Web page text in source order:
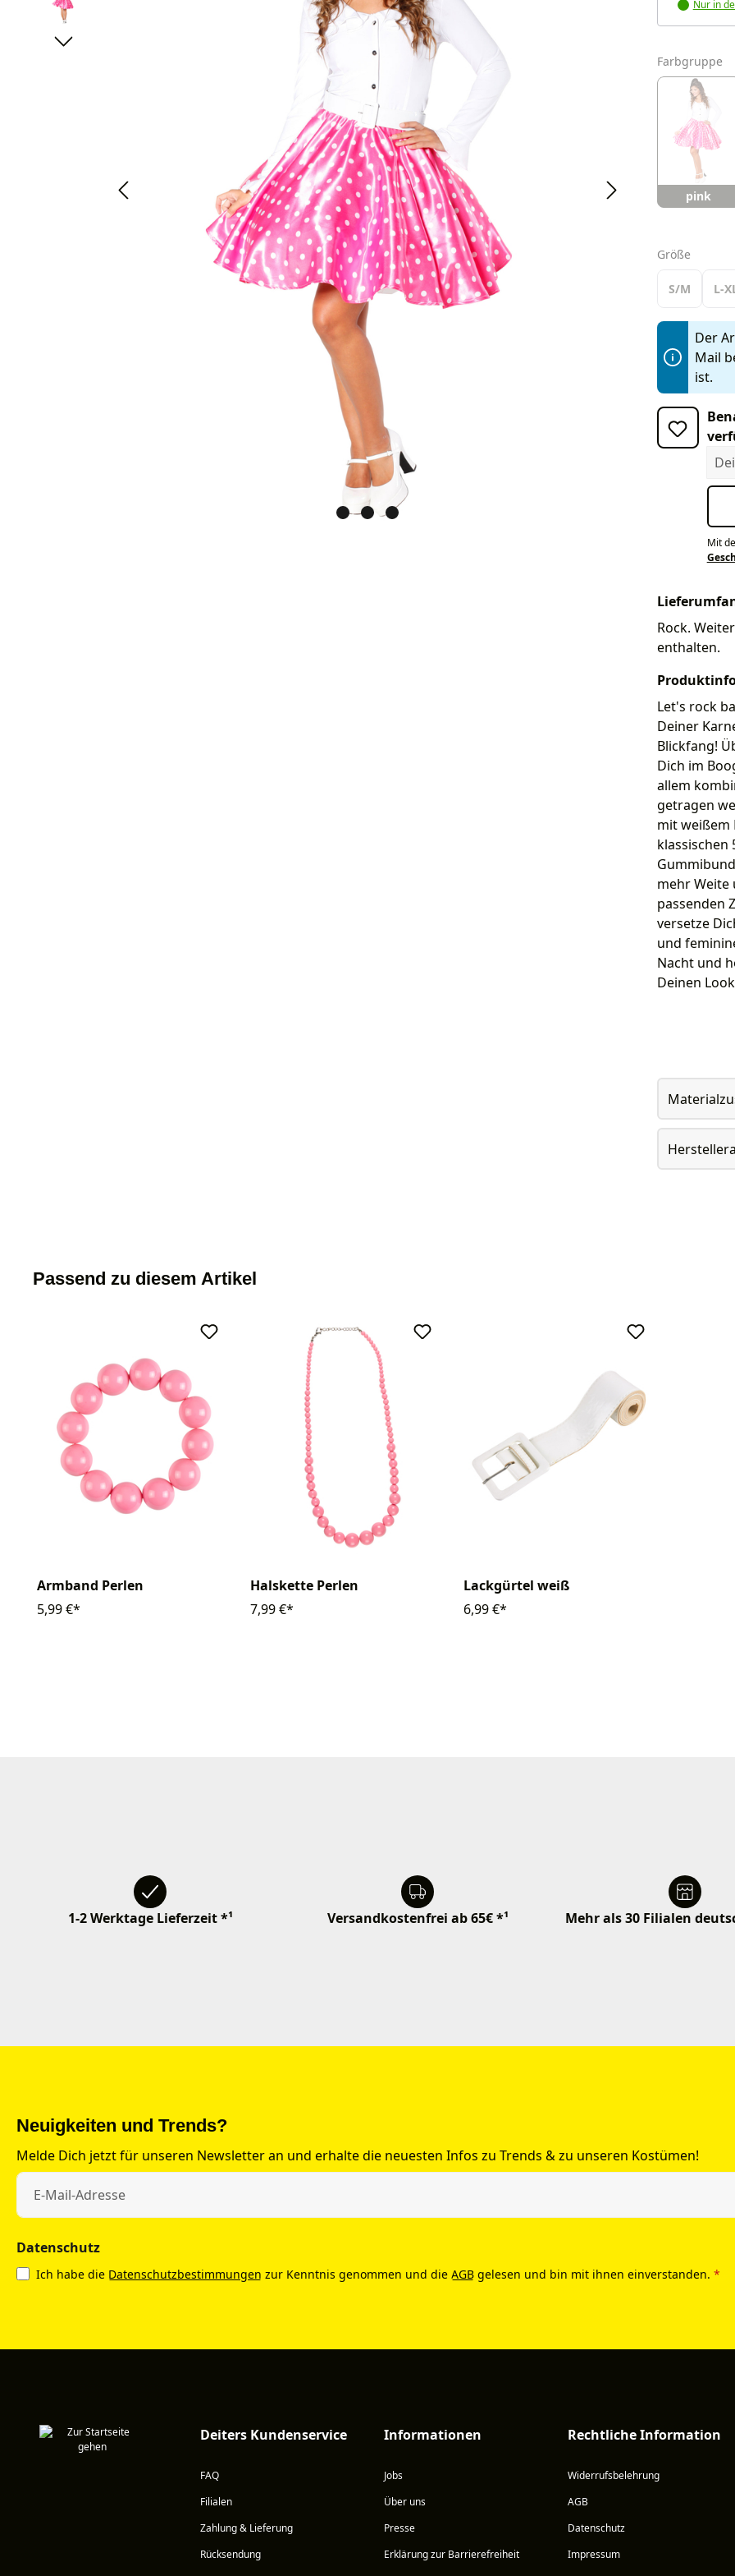
Nur in
Farbgruppe
pink
Größe
S/M L-
Der
Mail
ist.
Mit
Rock.
enthalten.
Let's rock
Deiner
Blickfang!
Dich im
allem
getragen
mit weißem
klassischen
mehr Weite
passenden
versetze
und
Nacht und
Deinen
Passend zu diesem Artikel
Armband Perlen
5,99 €*
Halskette Perlen
7,99 €*
Lackgürtel weiß
6,99 €*
1-2 Werktage Lieferzeit *¹ Versandkostenfrei ab 65€ *¹ Mehr als 30 Filialen
Neuigkeiten und Trends?
Melde Dich jetzt für unseren Newsletter an und erhalte die neuesten Infos zu Trends & zu unseren Kostümen!
Datenschutz
Ich habe die Datenschutzbestimmungen zur Kenntnis genommen und die AGB gelesen und bin mit ihnen einverstanden. *
Deiters Kundenservice
FAQ
Filialen
Zahlung & Lieferung
Rücksendung
Informationen
Jobs
Über uns
Presse
Erklärung zur Barrierefreiheit
Rechtliche Information
Widerrufsbelehrung
AGB
Datenschutz
Impressum